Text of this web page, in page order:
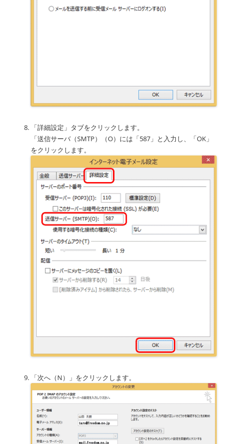
「詳細設定」タブをクリックします。
「送信サーバ（SMTP）（O）には「587」と入力し、「OK」
をクリックします。
「次へ（N）」をクリックします。